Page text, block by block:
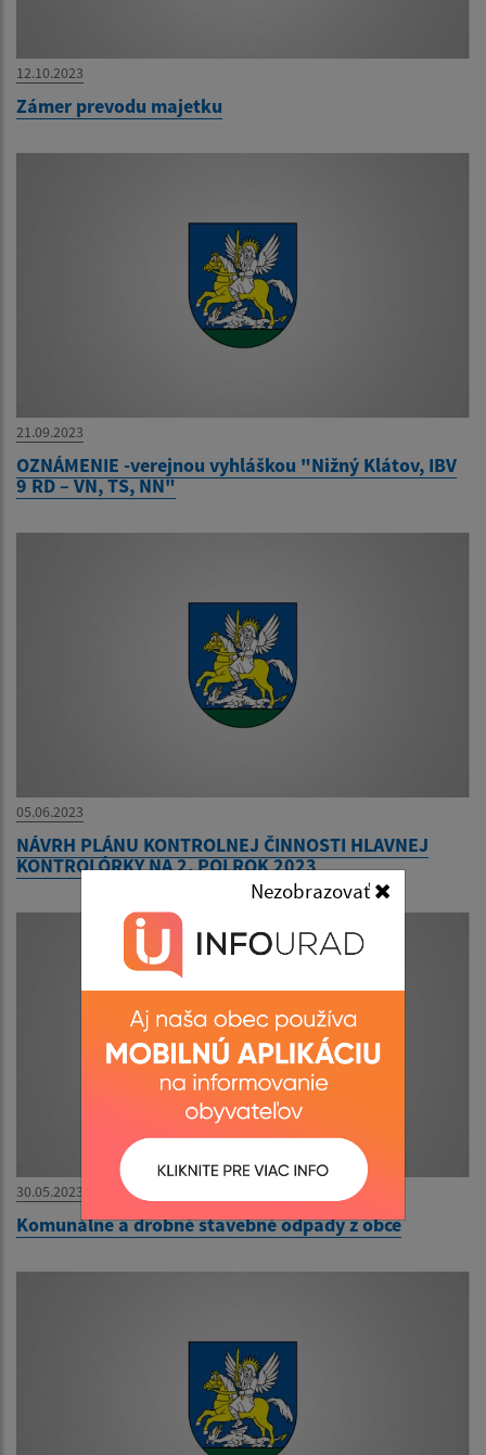
Nezobrazovať
12.10.2023
Zámer prevodu majetku
21.09.2023
OZNÁMENIE -verejnou vyhláškou "Nižný Klátov, IBV
9 RD – VN, TS, NN"
05.06.2023
NÁVRH PLÁNU KONTROLNEJ ČINNOSTI HLAVNEJ
KONTROLÓRKY NA 2. POLROK 2023
30.05.2023
Komunálne a drobné stavebné odpady z obce